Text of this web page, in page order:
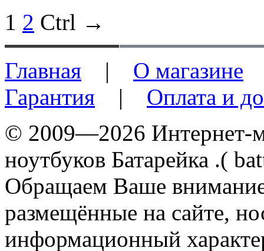
1 2 Ctrl →
Главная | О магазине
Гарантия | Оплата и
© 2009—2026 Интернет-
ноутбуков Батарейка .(
Обращаем Ваше
размещённые на сайте,
информационный